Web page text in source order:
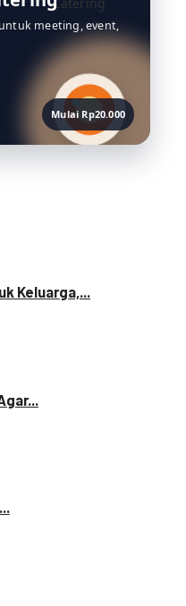
meeting, event,
Mulai Rp20.000
Keluarga,...